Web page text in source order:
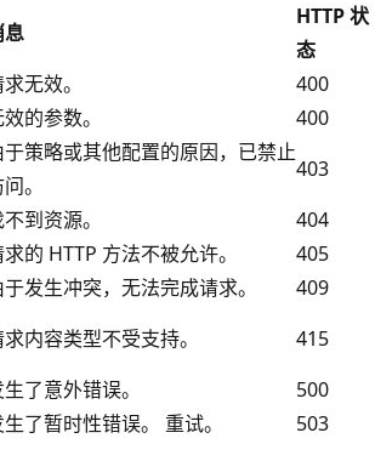
息
HTTP 状
态
无效。
400
的参数。
400
于策略或其他配置的原因，已禁止
。
403
到资源。
404
的 HTTP 方法不被允许。
405
于发生冲突，无法完成请求。
409
内容类型不受支持。
415
了意外错误。
500
了暂时性错误。 重试。
503